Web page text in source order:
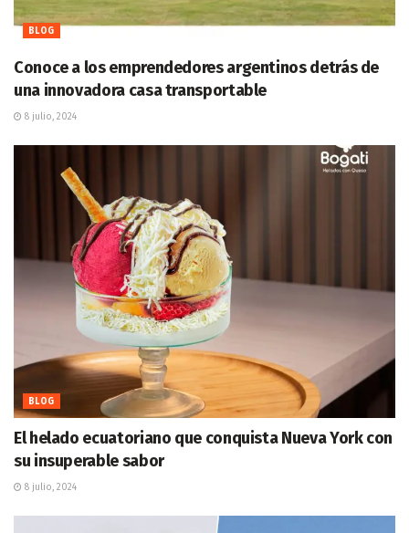
BLOG
Conoce a los emprendedores argentinos detrás de
una innovadora casa transportable
8 julio, 2024
BLOG
El helado ecuatoriano que conquista Nueva York con
su insuperable sabor
8 julio, 2024